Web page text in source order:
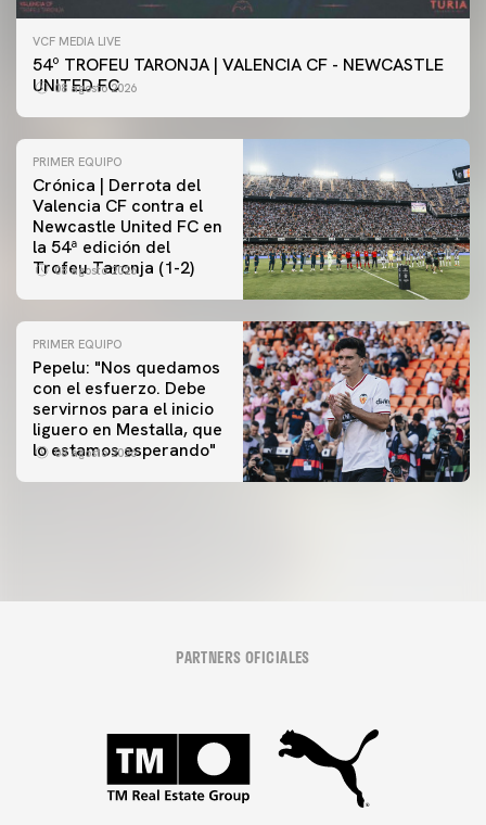
VCF MEDIA LIVE
54º TROFEU TARONJA | VALENCIA CF - NEWCASTLE
UNITED FC
08 agosto 2026
PRIMER EQUIPO
Crónica | Derrota del
Valencia CF contra el
Newcastle United FC en
la 54ª edición del
Trofeu Taronja (1-2)
08 agosto 2026
PRIMER EQUIPO
Pepelu: "Nos quedamos
con el esfuerzo. Debe
servirnos para el inicio
liguero en Mestalla, que
lo estamos esperando"
08 agosto 2026
PRIMER EQUIPO
Las fotos del Valencia CF-Newcastle United FC
PARTNERS OFICIALES